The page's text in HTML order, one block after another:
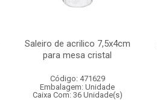
Saleiro de acrilico 7,5x4cm
para mesa cristal
Código: 471629
Embalagem: Unidade
Caixa Com: 36 Unidade(s)